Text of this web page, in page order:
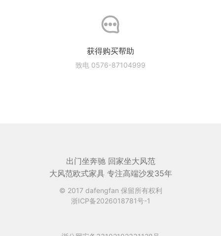
获得购买帮助
致电 0576-87104999
出门坐奔驰 回家坐大风范
大风范欧式家具 专注高端沙发35年
© 2017 dafengfan 保留所有权利
浙ICP备2026018781号-1